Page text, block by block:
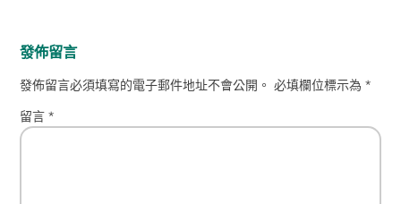
發佈留言
發佈留言必須填寫的電子郵件地址不會公開。 必填欄位標示為*
留言*